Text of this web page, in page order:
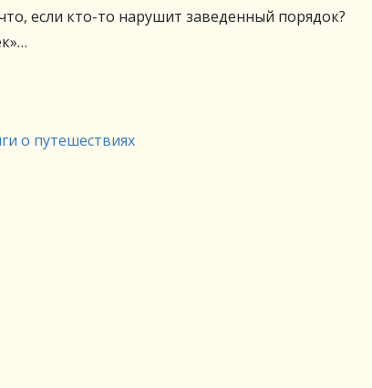
если кто-то нарушит заведенный порядок?
о путешествиях